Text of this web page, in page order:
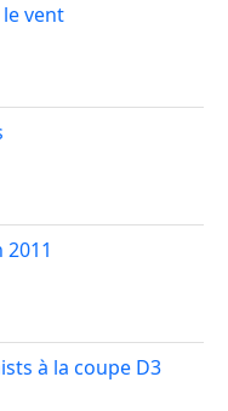
vent
2011
à la coupe D3